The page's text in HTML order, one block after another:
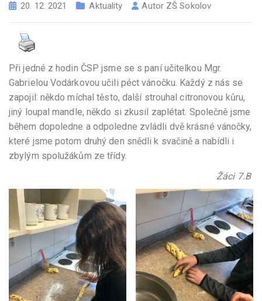
20. 12. 2021 Aktuality Autor ZŠ Sokolov
Při jedné z hodin ČSP jsme se s paní učitelkou Mgr.
Gabrielou Vodárkovou učili péct vánočku. Každý z nás se
zapojil: někdo míchal těsto, další strouhal citronovou kůru,
jiný loupal mandle, někdo si zkusil zaplétat. Společně jsme
během dopoledne a odpoledne zvládli dvě krásné vánočky,
které jsme potom druhý den snědli k svačině a nabídli i
zbylým spolužákům ze třídy.
Žáci 7.B